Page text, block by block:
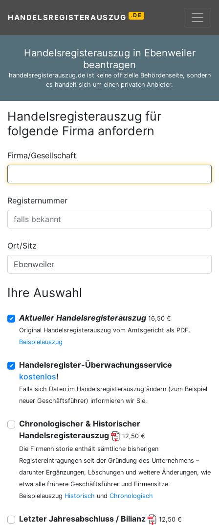
HANDELSREGISTERAUSZUG .DE
Handelsregisterauszug in Ebenweiler
beantragen
handelsregisterauszug.de ist keine offizielle Behördenseite, sondern
es handelt sich um einen privaten Anbieter.
Handelsregisterauszug für
folgende Firma anfordern
Firma/Gesellschaft
Registernummer
Ort/Sitz
Ihre Auswahl
Aktueller Handelsregisterauszug 16,50 €
Original Handelsregisterauszug vom Amtsgericht als PDF.
Beispielauszug
Handelsregister-Überwachungsservice
kostenlos!
Falls sich Daten im Handelsregisterauszug ändern (zum Beispiel
neuer Geschäftsführer) informieren wir Sie.
Chronologischer & Historischer
Handelsregisterauszug
12,50 €
Die Firmenhistorie enthält sämtliche bisherigen
Registereintragungen seit der Gründung des Unternehmens –
darunter Ergänzungen, Löschungen und weitere Änderungen, wie
etwa alle frühere Geschäftsführer und Firmensitze.
Beispielauszug Historisch und Chronologisch
Letzter Jahresabschluss / Bilianz
12,50 €